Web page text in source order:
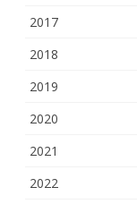
2017
2018
2019
2020
2021
2022